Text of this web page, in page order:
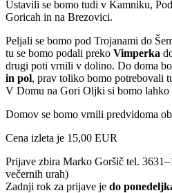
Ustavili se bomo tudi v Kamniku,
Goricah in na Brezovici.
Peljali se bomo pod Trojanami do
tu se bomo podali preko Vimperka
drugi poti vrnili v dolino. Do doma
in pol, prav toliko bomo potrebovali
V Domu na Gori Oljki si bomo
Domov se bomo vrnili predvidoma
Cena izleta je 15,00 EUR
Prijave zbira Marko Goršič tel.
večernih urah)
Zadnji rok za prijave je do